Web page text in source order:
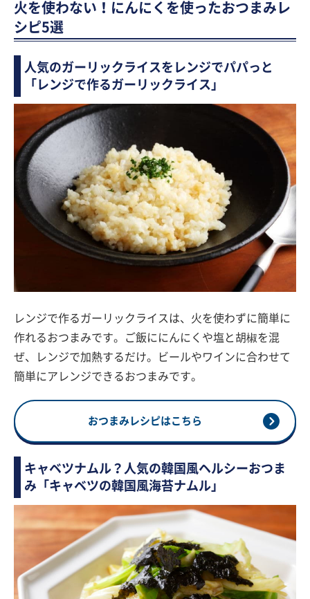
火を使わない！にんにくを使ったおつまみレ
シピ5選
人気のガーリックライスをレンジでパパっと
「レンジで作るガーリックライス」
レンジで作るガーリックライスは、火を使わずに簡単に
作れるおつまみです。ご飯ににんにくや塩と胡椒を混
ぜ、レンジで加熱するだけ。ビールやワインに合わせて
簡単にアレンジできるおつまみです。
おつまみレシピはこちら
キャベツナムル？人気の韓国風ヘルシーおつま
み「キャベツの韓国風海苔ナムル」